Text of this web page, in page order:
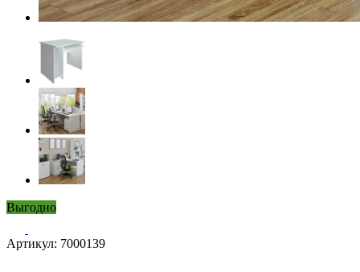
Выгодно
Артикул: 7000139